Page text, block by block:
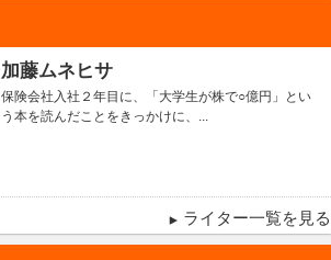
加藤ムネヒサ
保険会社入社２年目に、「大学生が株で○億円」とい
う本を読んだことをきっかけに、...
ライター一覧を見る